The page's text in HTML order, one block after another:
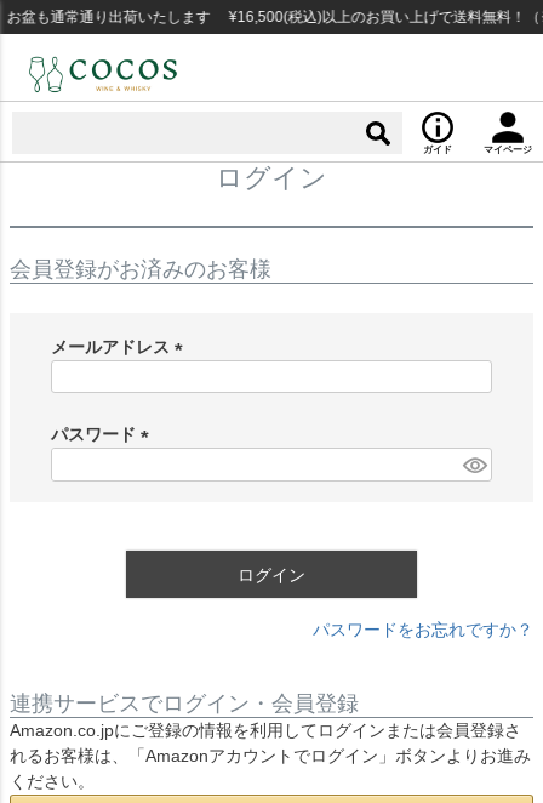
盆も通常通り出荷いたします ¥16,500(税込)以上のお買い上げで送料無料！（
ガイド マイページ
ログイン
会員登録がお済みのお客様
メールアドレス
)
パスワード
ログイン
パスワードをお忘れですか？
連携サービスでログイン・会員登録
Amazon.co.jpにご登録の情報を利用してログインまたは会員登録さ
れるお客様は、「Amazonアカウントでログイン」ボタンよりお進み
ください。